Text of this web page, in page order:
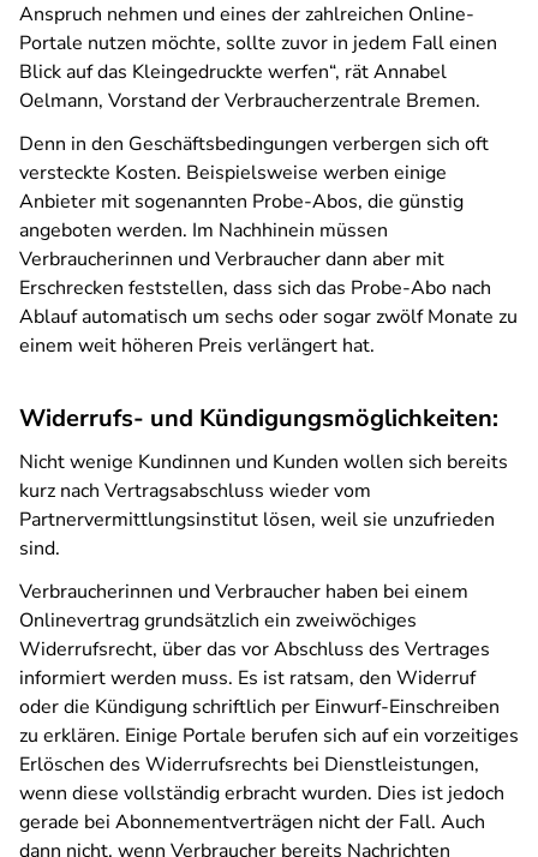
Anspruch nehmen und eines der zahlreichen Online-
Portale nutzen möchte, sollte zuvor in jedem Fall einen
Blick auf das Kleingedruckte werfen“, rät Annabel
Oelmann, Vorstand der Verbraucherzentrale Bremen.
Denn in den Geschäftsbedingungen verbergen sich oft
versteckte Kosten. Beispielsweise werben einige
Anbieter mit sogenannten Probe-Abos, die günstig
angeboten werden. Im Nachhinein müssen
Verbraucherinnen und Verbraucher dann aber mit
Erschrecken feststellen, dass sich das Probe-Abo nach
Ablauf automatisch um sechs oder sogar zwölf Monate zu
einem weit höheren Preis verlängert hat.
Widerrufs- und Kündigungsmöglichkeiten:
Nicht wenige Kundinnen und Kunden wollen sich bereits
kurz nach Vertragsabschluss wieder vom
Partnervermittlungsinstitut lösen, weil sie unzufrieden
sind.
Verbraucherinnen und Verbraucher haben bei einem
Onlinevertrag grundsätzlich ein zweiwöchiges
Widerrufsrecht, über das vor Abschluss des Vertrages
informiert werden muss. Es ist ratsam, den Widerruf
oder die Kündigung schriftlich per Einwurf-Einschreiben
zu erklären. Einige Portale berufen sich auf ein vorzeitiges
Erlöschen des Widerrufsrechts bei Dienstleistungen,
wenn diese vollständig erbracht wurden. Dies ist jedoch
gerade bei Abonnementverträgen nicht der Fall. Auch
dann nicht, wenn Verbraucher bereits Nachrichten